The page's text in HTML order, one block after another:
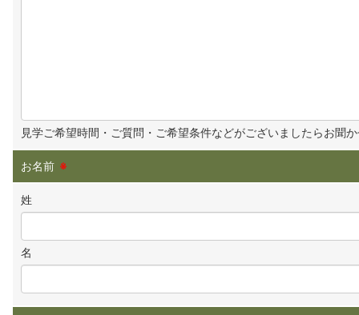
見学ご希望時間・ご質問・ご希望条件などがございましたらお聞
お名前 ※
姓
名